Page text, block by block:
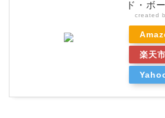
ド・ボ
created
楽天